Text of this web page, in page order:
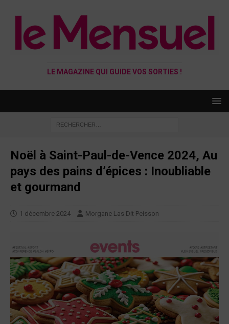
LE MAGAZINE QUI GUIDE VOS SORTIES !
Noël à Saint-Paul-de-Vence 2024, Au
pays des pains d’épices : Inoubliable
et gourmand
1 décembre 2024 Morgane Las Dit Peisson